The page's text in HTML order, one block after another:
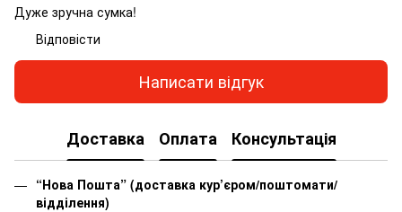
Дуже зручна сумка!
Відповісти
Написати відгук
Доставка Оплата Консультація
“Нова Пошта” (доставка кур’єром/поштомати/
відділення)